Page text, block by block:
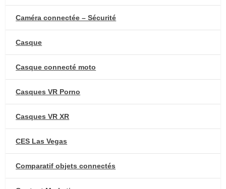
Caméra connectée – Sécurité
Casque
Casque connecté moto
Casques VR Porno
Casques VR XR
CES Las Vegas
Comparatif objets connectés